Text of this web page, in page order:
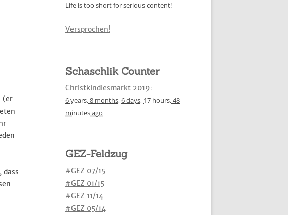
(er
dass
Life is too short for serious content!
Versprochen!
Schaschlik Counter
Christkindlesmarkt 2019:
6 years,8 months,6 days, 17 hours,48
minutesago
GEZ-Feldzug
#GEZ 07/15
#GEZ 01/15
#GEZ 11/14
#GEZ 05/14